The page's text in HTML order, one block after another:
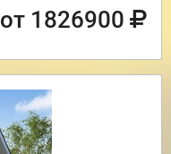
от 1826900